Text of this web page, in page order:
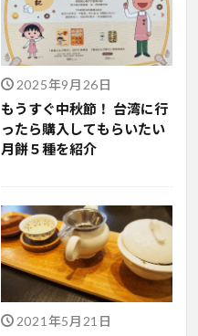
2025年9月26日
もうすぐ中秋節！ 台湾に行
ったら購入してもらいたい
月餅５種を紹介
2021年5月21日